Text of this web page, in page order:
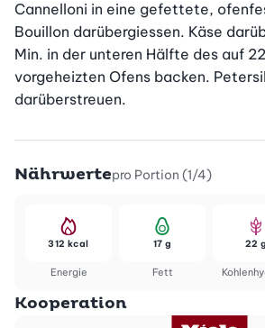
Cannelloni in eine gefettete,
Bouillon darübergiessen. Käse
Min. in der unteren Hälfte des auf
vorgeheizten Ofens backen.
darüberstreuen.
Nährwertepro Portion (1/4)
Energie
312 kcal
Fett
17 g 22 g
Kooperation